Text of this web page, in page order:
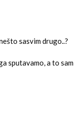
sasvim drugo..?
sputavamo, a to sam